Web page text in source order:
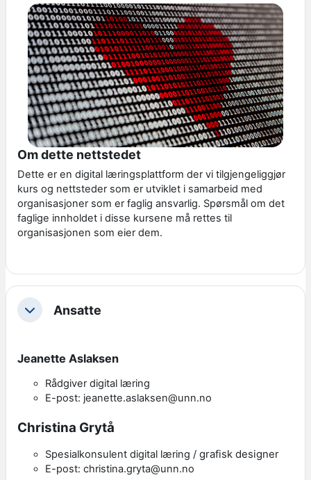
Om dette nettstedet
Dette er en digital læringsplattform der vi tilgjengeliggjør
kurs og nettsteder som er utviklet i samarbeid med
organisasjoner som er faglig ansvarlig. Spørsmål om det
faglige innholdet i disse kursene må rettes til
organisasjonen som eier dem.
Skjul Ansatte
Jeanette Aslaksen
Rådgiver digital læring
E-post: jeanette.aslaksen@unn.no
Christina Grytå
Spesialkonsulent digital læring / grafisk designer
E-post: christina.gryta@unn.no